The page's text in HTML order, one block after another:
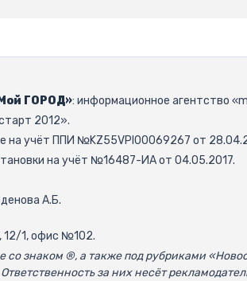
ГОРОД»: информационное агентство
2012».
на учёт ППИ №KZ55VPI00069267 от
на учёт №16487-ИА от 04.05.2017.
А.Б.
12/1, офис №102.
со знаком ®, а также под рубриками
за них несёт